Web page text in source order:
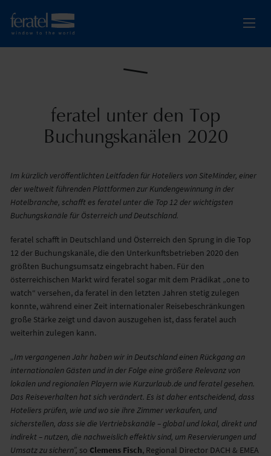
feratel unter den Top
Buchungskanälen 2020
Im kürzlich veröffentlichten Leitfaden für Hoteliers von SiteMinder, einer
der weltweit führenden Plattformen zur Kundengewinnung in der
Hotelbranche, schafft es feratel unter die Top 12 der wichtigsten
Buchungskanäle für Österreich und Deutschland.
feratel schafft in Deutschland und Österreich den Sprung in die Top
12 der Buchungskanäle, die den Unterkunftsbetrieben 2020 den
größten Buchungsumsatz eingebracht haben. Für den
österreichischen Markt wird feratel sogar mit dem Prädikat „one to
watch“ versehen, da feratel in den letzten Jahren stetig zulegen
konnte, während einer Zeit internationaler Reisebeschränkungen
große Stärke zeigt und davon auszugehen ist, dass feratel auch
weiterhin zulegen kann.
„Im vergangenen Jahr haben wir in Deutschland einen Rückgang an
internationalen Gästen und in der Folge eine größere Relevanz von
lokalen und regionalen Playern wie Kurzurlaub.de und feratel gesehen.
Das Reiseverhalten hat sich verändert. Es ist daher entscheidend, dass
Hoteliers prüfen, wie und wo sie ihre Zimmer verkaufen, und
sicherstellen, dass sie die Vertriebskanäle – global und lokal, direkt und
indirekt – nutzen, die nachweislich effektiv sind, um Reservierungen und
Umsatz zu sichern”, so Clemens Fisch, Regional Director DACH & EMEA